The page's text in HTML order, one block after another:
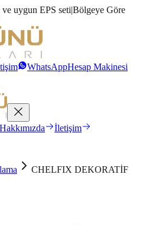
ve uygun EPS seti|Bölgeye Göre
WhatsAppHesap Makinesi
Hakkımızda
İletişim
CHELFIX DEKORATİF